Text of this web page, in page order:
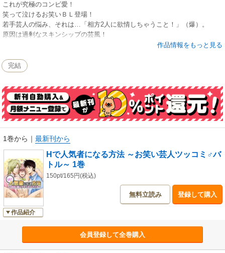
これが究極のコンビ愛！
笑って泣けるお笑いＢＬ登場！
若手芸人の悩み、それは…「相方2人に欲情しちゃうこと！」（爆）。
原因は過剰なスキンシップの芸風！
そのスキンシップが日を追うごとにエスカレート！ もう股間はいっぱい
極めつけは相方の突然のキス！ もう限界！ ついに本当の気持ちを打ち
明けてしまうと彼らからは意外な答えが…！
作品情報をもっと見る
完結
1巻から ｜ 最新刊から
作品紹介
Hで人気者になる方法 ～お笑い芸人ツッコミ♂バ
トル～ 1巻
150pt/165円(税込)
無料立読み 登録して購入
会員登録して全巻購入